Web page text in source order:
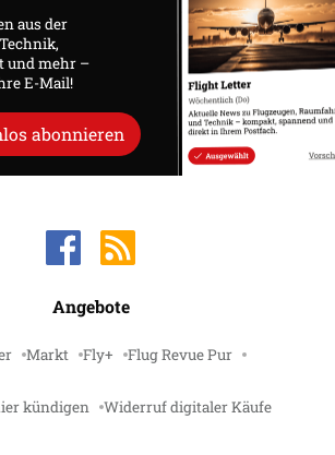
aus der
und mehr –
E-Mail!
abonnieren
Angebote
Markt Fly+ Flug Revue Pur
kündigen Widerruf digitaler Käufe